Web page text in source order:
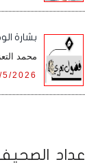
بشارة
محمد
5/2026
أعداد